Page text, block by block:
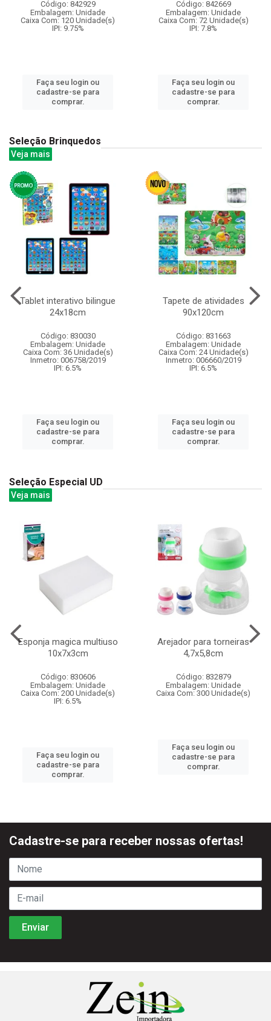
Código: 842929
Embalagem: Unidade
Caixa Com: 120 Unidade(s)
IPI: 9.75%
Faça seu login ou
cadastre-se para
comprar.
Código: 842669
Embalagem: Unidade
Caixa Com: 72 Unidade(s)
IPI: 7.8%
Faça seu login ou
cadastre-se para
comprar.
Seleção Brinquedos
Veja mais
Tablet interativo bilingue
24x18cm
Código: 830030
Embalagem: Unidade
Caixa Com: 36 Unidade(s)
Inmetro: 006758/2019
IPI: 6.5%
Faça seu login ou
cadastre-se para
comprar.
Tapete de atividades
90x120cm
Código: 831663
Embalagem: Unidade
Caixa Com: 24 Unidade(s)
Inmetro: 006660/2019
IPI: 6.5%
Faça seu login ou
cadastre-se para
comprar.
Seleção Especial UD
Veja mais
Esponja magica multiuso
10x7x3cm
Código: 830606
Embalagem: Unidade
Caixa Com: 200 Unidade(s)
IPI: 6.5%
Faça seu login ou
cadastre-se para
comprar.
Arejador para torneiras
4,7x5,8cm
Código: 832879
Embalagem: Unidade
Caixa Com: 300 Unidade(s)
Faça seu login ou
cadastre-se para
comprar.
Cadastre-se para receber nossas ofertas!